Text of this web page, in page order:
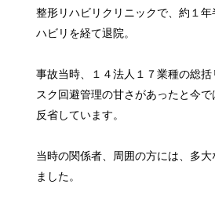
整形リハビリクリニックで、約１年
ハビリを経て退院。
事故当時、１４法人１７業種の総括
スク回避管理の甘さがあったと今で
反省しています。
当時の関係者、周囲の方には、多
ました。